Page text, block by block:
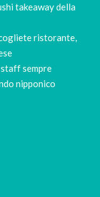
takeaway della
ristorante,
sempre
nipponico